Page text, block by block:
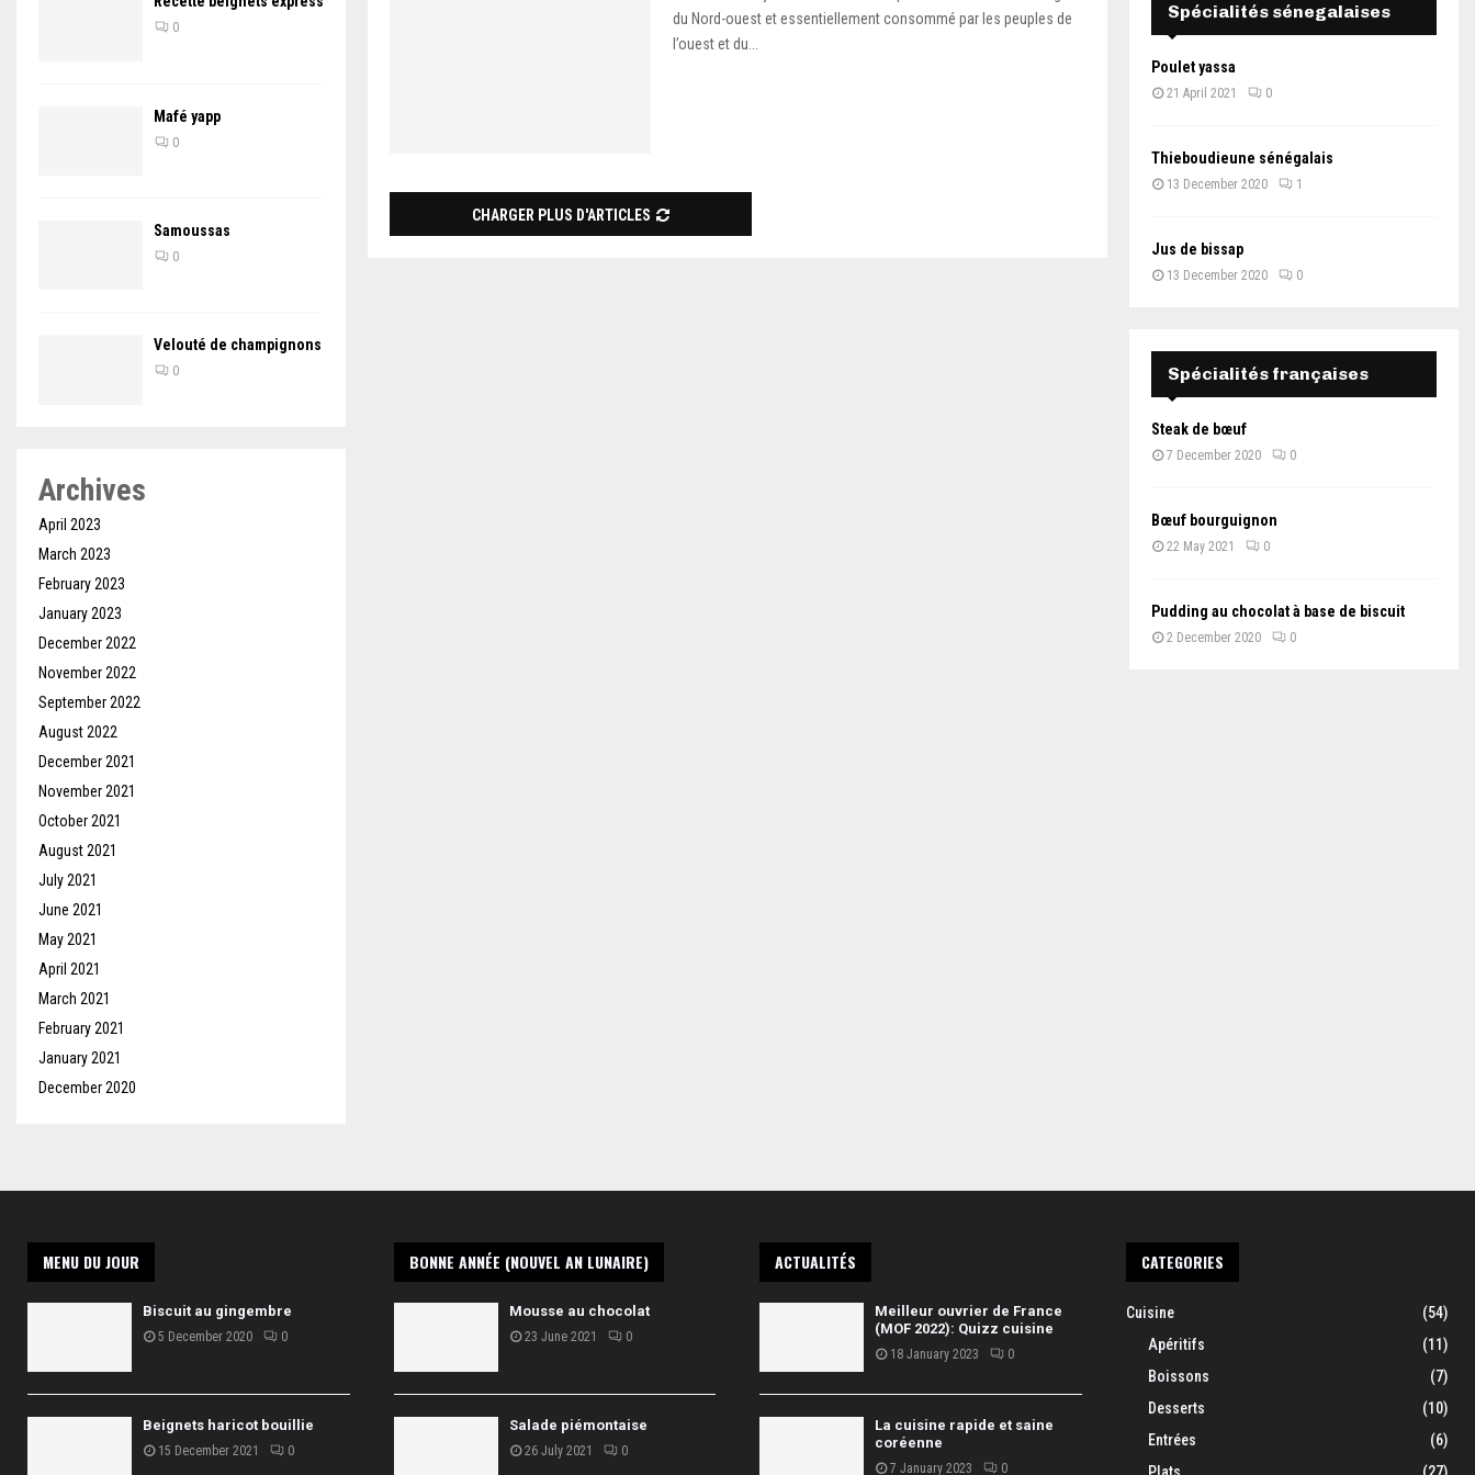
du Nord-ouest et essentiellement consommé par les peuples de
l’ouest et du...
CHARGER PLUS D'ARTICLES
0
Mafé yapp
0
Samoussas
0
Velouté de champignons
0
Archives
April 2023
March 2023
February 2023
January 2023
December 2022
November 2022
September 2022
August 2022
December 2021
November 2021
October 2021
August 2021
July 2021
June 2021
May 2021
April 2021
March 2021
February 2021
January 2021
December 2020
Spécialités sénegalaises
Poulet yassa
21 April 2021 0
Thieboudieune sénégalais
13 December 2020 1
Jus de bissap
13 December 2020 0
Spécialités françaises
Steak de bœuf
7 December 2020 0
Bœuf bourguignon
22 May 2021 0
Pudding au chocolat à base de biscuit
2 December 2020 0
MENU DU JOUR
Biscuit au gingembre
5 December 2020 0
Beignets haricot bouillie
15 December 2021 0
BONNE ANNÉE (NOUVEL AN LUNAIRE)
Mousse au chocolat
23 June 2021 0
Salade piémontaise
26 July 2021 0
ACTUALITÉS
Meilleur ouvrier de France
(MOF 2022): Quizz cuisine
18 January 2023 0
La cuisine rapide et saine
coréenne
7 January 2023 0
CATEGORIES
Cuisine
(54)
Apéritifs
(11)
Boissons
(7)
Desserts
(10)
Entrées
(6)
Plats
(27)